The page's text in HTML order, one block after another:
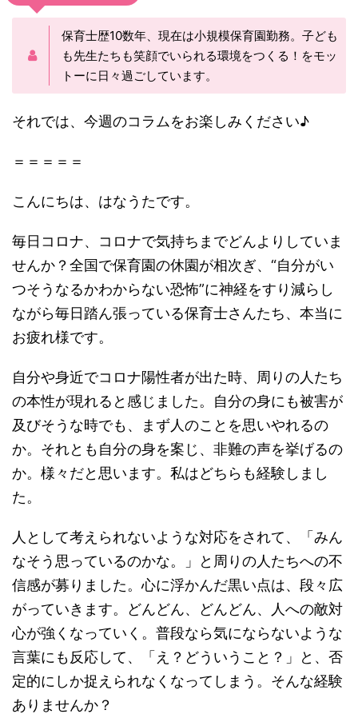
保育士歴10数年、現在は小規模保育園勤務。子ども
も先生たちも笑顔でいられる環境をつくる！をモッ
トーに日々過ごしています。
それでは、今週のコラムをお楽しみください♪
＝＝＝＝＝
こんにちは、はなうたです。
毎日コロナ、コロナで気持ちまでどんよりしていま
せんか？全国で保育園の休園が相次ぎ、“自分がい
つそうなるかわからない恐怖”に神経をすり減らし
ながら毎日踏ん張っている保育士さんたち、本当に
お疲れ様です。
自分や身近でコロナ陽性者が出た時、周りの人たち
の本性が現れると感じました。自分の身にも被害が
及びそうな時でも、まず人のことを思いやれるの
か。それとも自分の身を案じ、非難の声を挙げるの
か。様々だと思います。私はどちらも経験しまし
た。
人として考えられないような対応をされて、「みん
なそう思っているのかな。」と周りの人たちへの不
信感が募りました。心に浮かんだ黒い点は、段々広
がっていきます。どんどん、どんどん、人への敵対
心が強くなっていく。普段なら気にならないような
言葉にも反応して、「え？どういうこと？」と、否
定的にしか捉えられなくなってしまう。そんな経験
ありませんか？